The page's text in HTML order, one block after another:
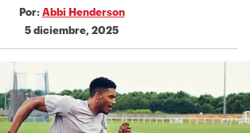
Por: Abbi Henderson
5 diciembre, 2025